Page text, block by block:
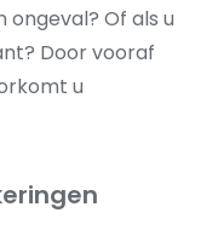
Of als u
Door vooraf
u